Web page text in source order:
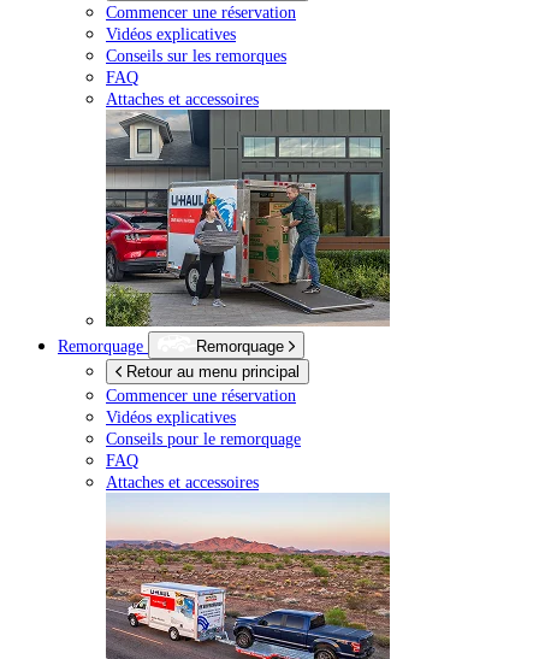
Commencer une réservation
Vidéos explicatives
Conseils sur les remorques
FAQ
Attaches et accessoires
Remorquage
Remorquage
Retour au menu principal
Commencer une réservation
Vidéos explicatives
Conseils pour le remorquage
FAQ
Attaches et accessoires